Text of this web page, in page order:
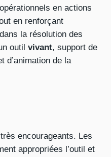
en actions
en renforçant
la résolution des
outil vivant, support de
d’animation de la
encourageants. Les
appropriées l’outil et